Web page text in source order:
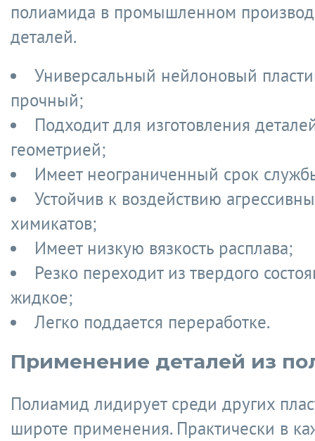
полиамида в промышленном
деталей.
Универсальный нейлоновый
прочный;
Подходит для изготовления
геометрией;
Имеет неограниченный срок
Устойчив к воздействию
химикатов;
Имеет низкую вязкость расплава;
Резко переходит из твердого
жидкое;
Легко поддается переработке.
Применение деталей из
Полиамид лидирует среди других
широте применения. Практически в